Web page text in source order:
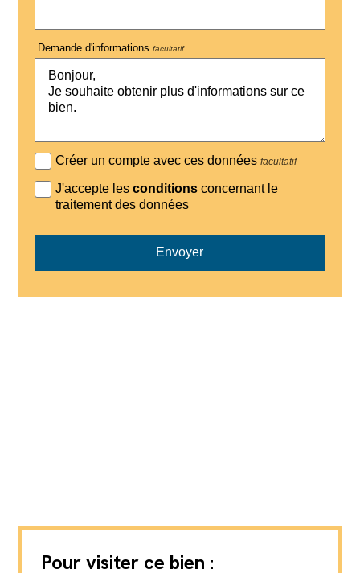
Demande d'informations facultatif
Créer un compte avec ces donnéesfacultatif
J'accepte lesconditions concernant le
traitement des données
Envoyer
Pour visiter ce bien :